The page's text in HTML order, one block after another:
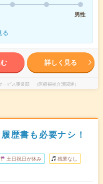
男性
る
詳しく見る
ビス事業部 （医療福祉介護関連）
歴書も必要ナシ！
土日祝日が休み 残業なし